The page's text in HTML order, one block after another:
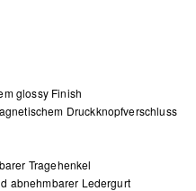
glossy Finish
Druckknopfverschluss
Tragehenkel
abnehmbarer Ledergurt